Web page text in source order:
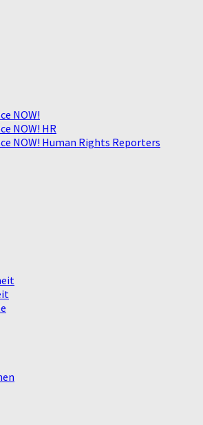
NOW!
NOW! HR
NOW! Human Rights Reporters